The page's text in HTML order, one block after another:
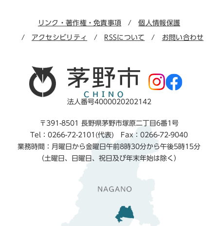
リンク・著作権・免責事項 個人情報保護
アクセシビリティ RSSについて お問い合わせ
法人番号4000020202142
〒391-8501 長野県茅野市塚原二丁目6番1号
Tel：0266-72-2101(代表) Fax：0266-72-9040
業務時間：月曜日から金曜日午前8時30分から午後5時15分
（土曜日、日曜日、祝日及び年末年始は除く）